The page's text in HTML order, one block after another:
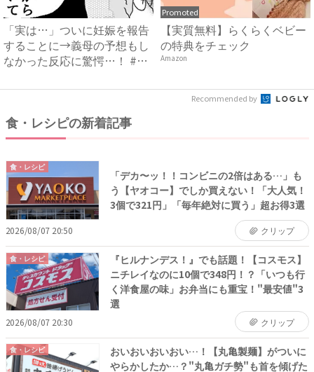
「実は…」ついに妊娠を報告
することに→義母の予想もし
なかった反応に驚愕…！ #
Promoted
【実質無料】らくらくベビー
の特典をチェック
Amazon
Recommended by
食・レシピの新着記事
食・レシピ
「デカ〜ッ！！コンビニの2倍はある…」も
う【ヤオコー】でしか買えない！「大人気！
3個で321円」「毎年絶対に買う」超お得3選
2026/08/07 20:50 クリップ
食・レシピ
『ヒルナンデス！』でも話題！【コスモス】
ニチレイなのに10個で348円！？「いつも行
く洋食屋の味」お弁当にも重宝！"最安値"3
選
2026/08/07 20:30 クリップ
食・レシピ
おいおいおいおい…！【丸亀製麺】がついに
やらかしたか…？"丸亀ガチ勢"も首を傾げた